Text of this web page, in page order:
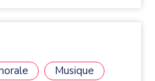
Musique